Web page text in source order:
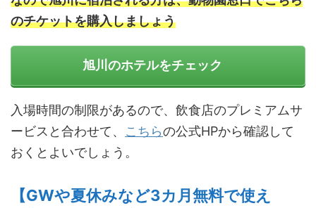
のチケットを購入しましょう
旭川のホテルをチェック
入場時間の制限があるので、飲食店のプレミアムサ
ービスと合わせて、 こちらの公式HPから確認して
おくとよいでしょう。
【GWや夏休みなど3カ月無料で使え